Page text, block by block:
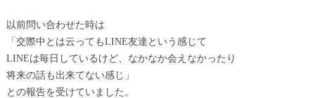
以前問い合わせた時は
「交際中とは云ってもLINE友達という感じて
LINEは毎日しているけど、なかなか会えなかったり
将来の話も出来てない感じ」
との報告を受けていました。